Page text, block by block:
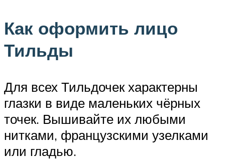
Как оформить лицо
Тильды
Для всех Тильдочек характерны
глазки в виде маленьких чёрных
точек. Вышивайте их любыми
нитками, французскими узелками
или гладью.